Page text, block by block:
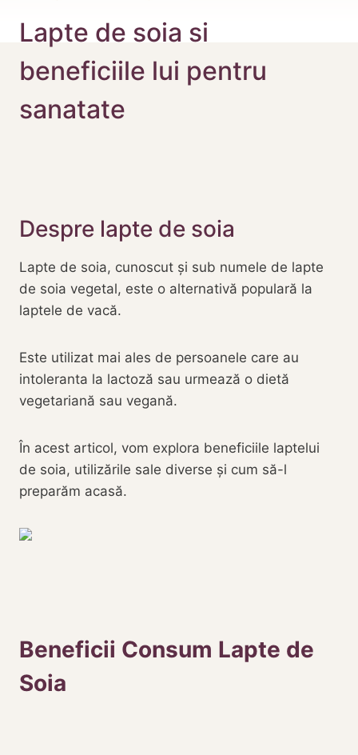
Lapte de soia si
beneficiile lui pentru
sanatate
Despre lapte de soia
Lapte de soia, cunoscut și sub numele de lapte
de soia vegetal, este o alternativă populară la
laptele de vacă.
Este utilizat mai ales de persoanele care au
intoleranta la lactoză sau urmează o dietă
vegetariană sau vegană.
În acest articol, vom explora beneficiile laptelui
de soia, utilizările sale diverse și cum să-l
preparăm acasă.
Beneficii Consum Lapte de
Soia